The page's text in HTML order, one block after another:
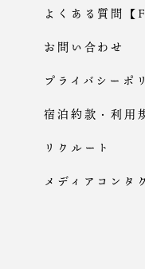
よくある質問【
お問い合わせ
プライバシーポ
宿泊約款・利用
リクルート
メディアコンタ